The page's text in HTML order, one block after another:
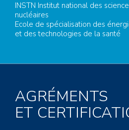
INSTN Institut national des
nucléaires
Ecole de spécialisation des
et des technologies de la santé
AGRÉMENTS
ET